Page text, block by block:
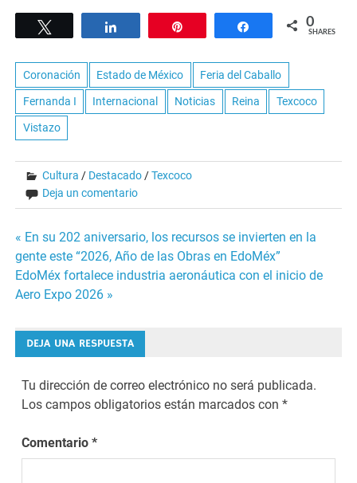
Share 0
SHARES
Coronación Estado de México Feria del Caballo
Fernanda I Internacional Noticias Reina Texcoco
Vistazo
Cultura / Destacado/Texcoco
Deja un comentario
Navegación
de
entradas
« En su 202 aniversario, los recursos se invierten en la
gente este “2026, Año de las Obras en EdoMéx”
EdoMéx fortalece industria aeronáutica con el inicio de
Aero Expo 2026 »
DEJA UNA RESPUESTA
Tu dirección de correo electrónico no será publicada.
Los campos obligatorios están marcados con*
Comentario*